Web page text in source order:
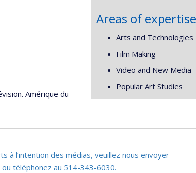
Amérique du
Areas of expertise
Arts and Technologies
Film Making
Video and New Media
Popular Art Studies
à l’intention des médias, veuillez nous envoyer
ou téléphonez au 514-343-6030.